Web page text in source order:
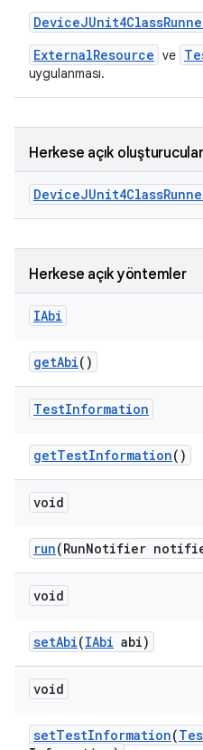
DeviceJUnit4Class
ExternalResource ve
uygulanması.
Herkese açık oluşturucular
DeviceJUnit4Class
Herkese açık yöntemler
IAbi
getAbi()
TestInformation
getTestInformation()
void
run(RunNotifier
void
setAbi(IAbi abi)
void
setTestInformation(